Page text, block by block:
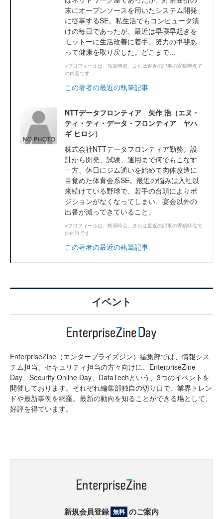
末にオープンソースを用いたシステム開発
に従事するSE。私生活でもコンピュータ漬
けの毎日であったが、最近は早寝早起きを
モットーに生活改善に着手。努力の甲斐あ
って健康を取り戻した。どこまで...
※プロフィールは、執筆時点、または直近の記事の寄稿時点で
の内容です
この著者の最近の執筆記事
NTTデータフロンティア 矢作 浩（エヌ・
ティ・ティ・データ・フロンティア ヤハ
ギ ヒロシ）
株式会社NTTデータフロンティア勤務。設
計から開発、試験、運用まで何でもこなす
一方、休日にジム通いを始めて肉体改造に
目覚めた体育会系SE。最近の悩みは入社以
来続けている野球で、若手の台頭によりポ
ジションがなくなってしまい、宴会以外の
出番が減ってきていること。
※プロフィールは、執筆時点、または直近の記事の寄稿時点で
の内容です
この著者の最近の執筆記事
イベント
EnterpriseZine（エンタープライズジン）編集部では、情報シス
テム担当、セキュリティ担当の方々向けに、EnterpriseZine
Day、Security Online Day、DataTechという、3つのイベントを
開催しております。それぞれ編集部独自の切り口で、業界トレン
ドや最新事例を網羅。最新の動向を知ることができる場として、
好評を得ています。
新規会員登録 無料 のご案内